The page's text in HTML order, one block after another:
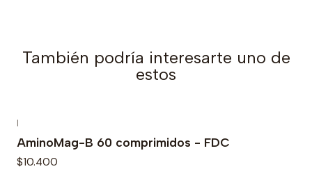
También podría interesarte uno de
estos
|
AminoMag-B 60 comprimidos - FDC
$10.400